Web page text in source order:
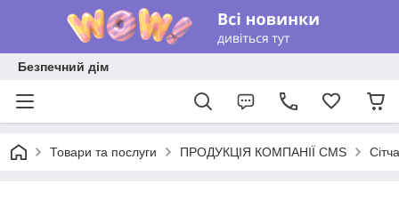
Безпечний дім
Товари та послуги ПРОДУКЦІЯ КОМПАНІЇ CMS